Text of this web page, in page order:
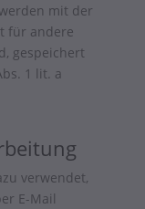
mit der
für andere
gespeichert
1 lit. a
verwendet,
E-Mail